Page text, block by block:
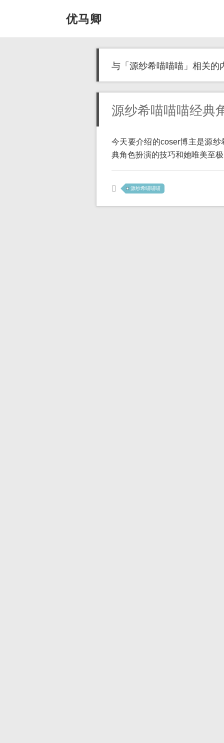
优马卿
与「源纱希喵喵喵」相关的
源纱希喵喵喵经典
今天要介绍的coser博主是源
典角色扮演的技巧和她唯美至
源纱希喵喵喵